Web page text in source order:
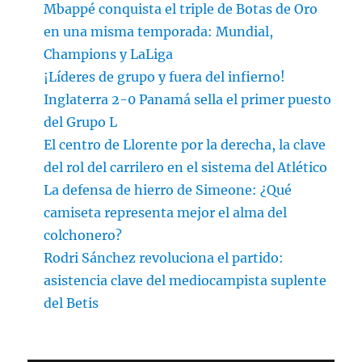
Mbappé conquista el triple de Botas de Oro
en una misma temporada: Mundial,
Champions y LaLiga
¡Líderes de grupo y fuera del infierno!
Inglaterra 2-0 Panamá sella el primer puesto
del Grupo L
El centro de Llorente por la derecha, la clave
del rol del carrilero en el sistema del Atlético
La defensa de hierro de Simeone: ¿Qué
camiseta representa mejor el alma del
colchonero?
Rodri Sánchez revoluciona el partido:
asistencia clave del mediocampista suplente
del Betis